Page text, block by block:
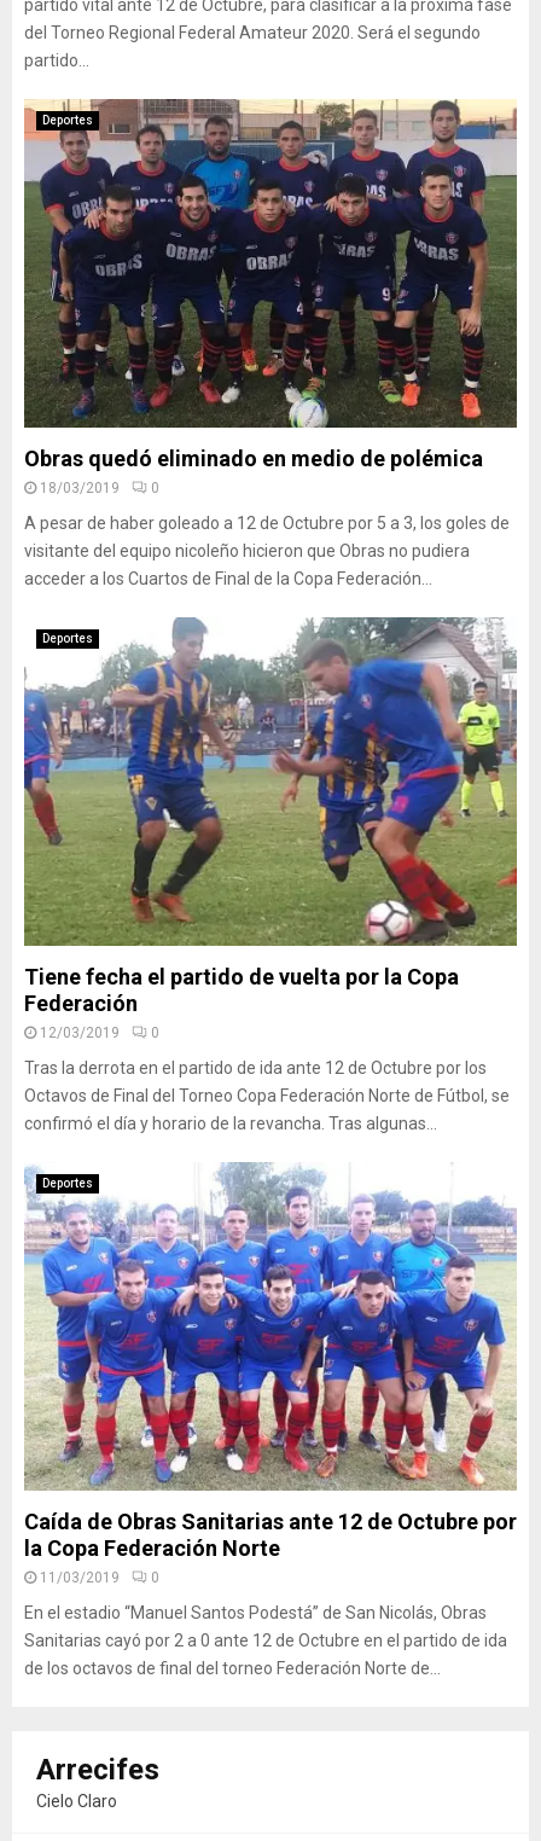
partido vital ante 12 de Octubre, para clasificar a la próxima fase
del Torneo Regional Federal Amateur 2020. Será el segundo
partido...
Deportes
Obras quedó eliminado en medio de polémica
18/03/2019 0
A pesar de haber goleado a 12 de Octubre por 5 a 3, los goles de
visitante del equipo nicoleño hicieron que Obras no pudiera
acceder a los Cuartos de Final de la Copa Federación...
Deportes
Tiene fecha el partido de vuelta por la Copa
Federación
12/03/2019 0
Tras la derrota en el partido de ida ante 12 de Octubre por los
Octavos de Final del Torneo Copa Federación Norte de Fútbol, se
confirmó el día y horario de la revancha. Tras algunas...
Deportes
Caída de Obras Sanitarias ante 12 de Octubre por
la Copa Federación Norte
11/03/2019 0
En el estadio “Manuel Santos Podestá” de San Nicolás, Obras
Sanitarias cayó por 2 a 0 ante 12 de Octubre en el partido de ida
de los octavos de final del torneo Federación Norte de...
Arrecifes
Cielo Claro